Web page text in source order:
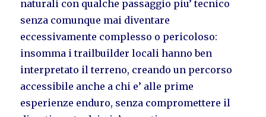
naturali con qualche passaggio piu’ tecnico
senza comunque mai diventare
eccessivamente complesso o pericoloso:
insomma i trailbuilder locali hanno ben
interpretato il terreno, creando un percorso
accessibile anche a chi e’ alle prime
esperienze enduro, senza compromettere il